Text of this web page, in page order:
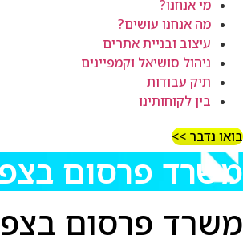
מי אנחנו?
מה אנחנו עושים?
עיצוב ובניית אתרים
ניהול סושיאל וקמפיינים
תיק עבודות
בין לקוחותינו
בואו נדבר >>
משרד פרסום
משרד פרסום